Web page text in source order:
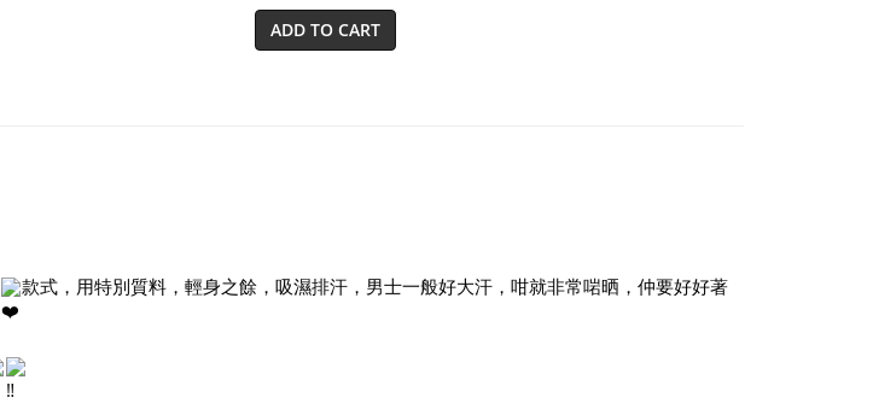
ADD TO CART
款式，用特別質料，輕身之餘，吸濕排汗，男士一般好大汗，咁就非常啱晒，仲要好好著